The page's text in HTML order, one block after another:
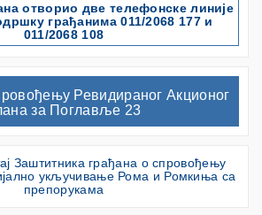
отворио две телефонске линије
грађанима 011/2068 177 и
011/2068 108
Ревидираног Акционог
за Поглавље 23
Заштитника грађана о спровођењу
укључивање Рома и Ромкиња са
препорукама